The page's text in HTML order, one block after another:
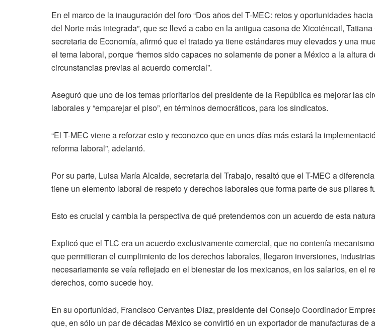
En el marco de la inauguración del foro “Dos años del T-MEC: retos y oportunidades
del Norte más integrada”, que se llevó a cabo en la antigua casona de Xicoténcatl, Tatiana
secretaria de Economía, afirmó que el tratado ya tiene estándares muy elevados y una
el tema laboral, porque “hemos sido capaces no solamente de poner a México a la altura
circunstancias previas al acuerdo comercial”.
Aseguró que uno de los temas prioritarios del presidente de la República es mejorar las
laborales y “emparejar el piso”, en términos democráticos, para los sindicatos.
“El T-MEC viene a reforzar esto y reconozco que en unos días más estará la
reforma laboral”, adelantó.
Por su parte, Luisa María Alcalde, secretaria del Trabajo, resaltó que el T-MEC a
tiene un elemento laboral de respeto y derechos laborales que forma parte de sus pilares
Esto es crucial y cambia la perspectiva de qué pretendemos con un acuerdo de esta
Explicó que el TLC era un acuerdo exclusivamente comercial, que no contenía
que permitieran el cumplimiento de los derechos laborales, llegaron inversiones,
necesariamente se veía reflejado en el bienestar de los mexicanos, en los salarios, en el
derechos, como sucede hoy.
En su oportunidad, Francisco Cervantes Díaz, presidente del Consejo Coordinador
que, en sólo un par de décadas México se convirtió en un exportador de manufacturas de